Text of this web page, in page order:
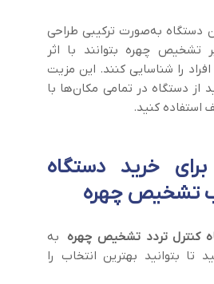
دستگاه به‌صورت ترکیبی طراحی
تشخیص چهره بتوانند با اثر
را شناسایی کنند. این مزیت
از دستگاه در تمامی مکان‌ها با
استفاده کنید.
خرید دستگاه
تشخیص چهره
کنترل تردد تشخیص چهره به
تا بتوانید بهترین انتخاب را